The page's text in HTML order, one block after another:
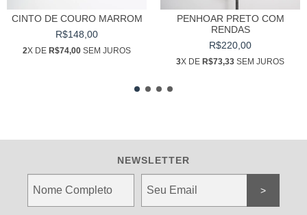
CINTO DE COURO MARROM
R$148,00
2X DE R$74,00 SEM JUROS
PENHOAR PRETO COM
RENDAS
R$220,00
3X DE R$73,33 SEM JUROS
NEWSLETTER